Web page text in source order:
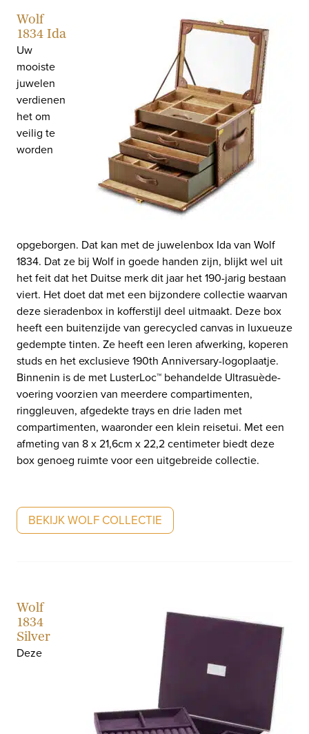
Wolf
1834 Ida
Uw
mooiste
juwelen
verdienen
het om
veilig te
worden
opgeborgen. Dat kan met de juwelenbox Ida van Wolf
1834. Dat ze bij Wolf in goede handen zijn, blijkt wel uit
het feit dat het Duitse merk dit jaar het 190-jarig bestaan
viert. Het doet dat met een bijzondere collectie waarvan
deze sieradenbox in kofferstijl deel uitmaakt. Deze box
heeft een buitenzijde van gerecycled canvas in luxueuze
gedempte tinten. Ze heeft een leren afwerking, koperen
studs en het exclusieve 190th Anniversary-logoplaatje.
Binnenin is de met LusterLoc™ behandelde Ultrasuède-
voering voorzien van meerdere compartimenten,
ringgleuven, afgedekte trays en drie laden met
compartimenten, waaronder een klein reisetui. Met een
afmeting van 8 x 21,6cm x 22,2 centimeter biedt deze
box genoeg ruimte voor een uitgebreide collectie.
BEKIJK WOLF COLLECTIE
Wolf
1834
Silver
Deze